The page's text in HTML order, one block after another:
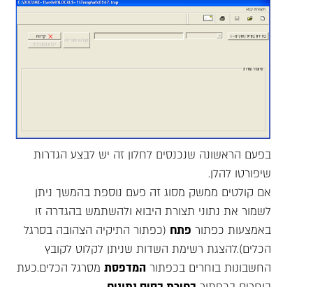
בפעם הראשונה שנכנסים לחלון זה יש לבצע הגדרות
שיפורטו להלן.
אם קולטים ממשק מסוג זה פעם נוספת בהמשך ניתן
לשמור את נתוני תצורת היבוא ולהשתמש בהגדרה זו
באמצעות כפתור פתח (כפתור התיקיה הצהובה בסרגל
הכלים).להצגת רשימת השדות שניתן לקלוט לקובץ
החשבונות בוחרים בכפתור המדפסת מסרגל הכלים.כעת